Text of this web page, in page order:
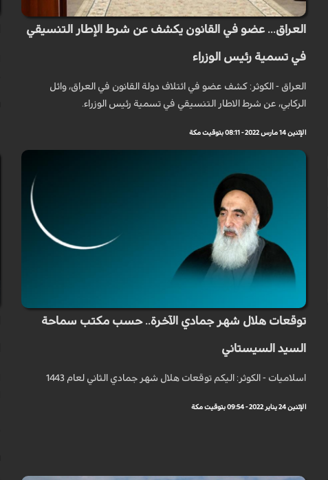
العراق... عضو في القانون يكشف عن شرط الإطار التنسيقي
في تسمية رئيس الوزراء
العراق - الكوثر: كشف عضو في ائتلاف دولة القانون في العراق، وائل
الركابي، عن شرط الاطار التنسيقي في تسمية رئيس الوزراء.
الإثنين 14 مارس 2022 - 08:11 بتوقيت مكة
توقعات هلال شهر جمادي الآخرة.. حسب مكتب سماحة
السيد السيستاني
اسلاميات - الكوثر: اليكم توقعات هلال شهر جمادي الثاني لعام 1443
الإثنين 24 يناير 2022 - 09:54 بتوقيت مكة